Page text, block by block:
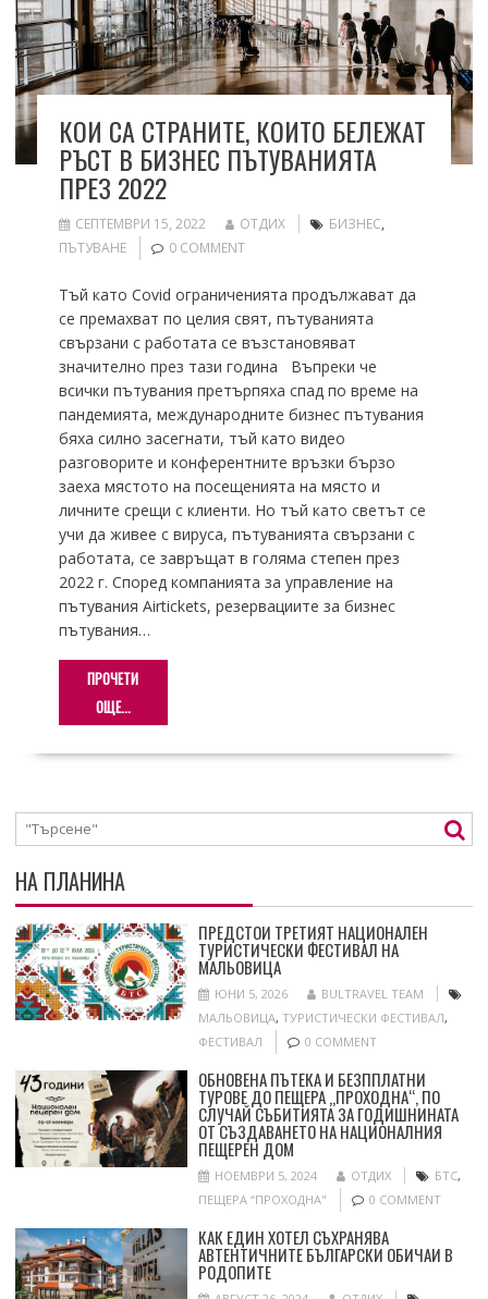
КОИ СА СТРАНИТЕ, КОИТО БЕЛЕЖАТ
РЪСТ В БИЗНЕС ПЪТУВАНИЯТА
ПРЕЗ 2022
СЕПТЕМВРИ 15, 2022 ОТДИХ БИЗНЕС,
ПЪТУВАНЕ
0 COMMENT
Тъй като Covid ограниченията продължават да
се премахват по целия свят, пътуванията
свързани с работата се възстановяват
значително през тази година Въпреки че
всички пътувания претърпяха спад по време на
пандемията, международните бизнес пътувания
бяха силно засегнати, тъй като видео
разговорите и конферентните връзки бързо
заеха мястото на посещенията на място и
личните срещи с клиенти. Но тъй като светът се
учи да живее с вируса, пътуванията свързани с
работата, се завръщат в голяма степен през
2022 г. Според компанията за управление на
пътувания Airtickets, резервациите за бизнес
пътувания…
ПРОЧЕТИ
ОЩЕ...
НА ПЛАНИНА
ПРЕДСТОИ ТРЕТИЯТ НАЦИОНАЛЕН
ТУРИСТИЧЕСКИ ФЕСТИВАЛ НА
МАЛЬОВИЦА
ЮНИ 5, 2026
BULTRAVEL TEAM
МАЛЬОВИЦА, ТУРИСТИЧЕСКИ ФЕСТИВАЛ,
ФЕСТИВАЛ
0 COMMENT
ОБНОВЕНА ПЪТЕКА И БЕЗППЛАТНИ
ТУРОВЕ ДО ПЕЩЕРА „ПРОХОДНА“, ПО
СЛУЧАЙ СЪБИТИЯТА ЗА ГОДИШНИНАТА
ОТ СЪЗДАВАНЕТО НА НАЦИОНАЛНИЯ
ПЕЩЕРЕН ДОМ
НОЕМВРИ 5, 2024 ОТДИХ БТС,
ПЕЩЕРА “ПРОХОДНА"
0 COMMENT
КАК ЕДИН ХОТЕЛ СЪХРАНЯВА
АВТЕНТИЧНИТЕ БЪЛГАРСКИ ОБИЧАИ В
РОДОПИТЕ